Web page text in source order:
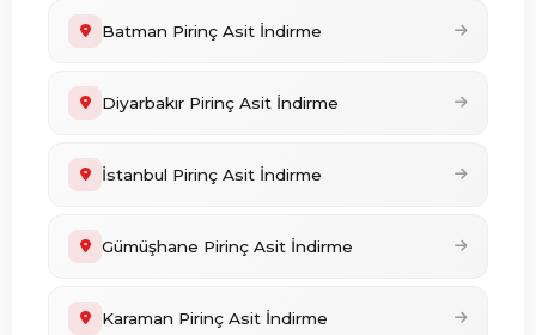
Batman Pirinç Asit İndirme
Diyarbakır Pirinç Asit İndirme
İstanbul Pirinç Asit İndirme
Gümüşhane Pirinç Asit İndirme
Karaman Pirinç Asit İndirme